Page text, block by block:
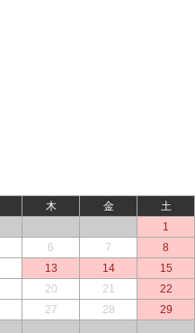
木 金
土
1
6 7
8
13 14
15
20 21
22
27 28
29